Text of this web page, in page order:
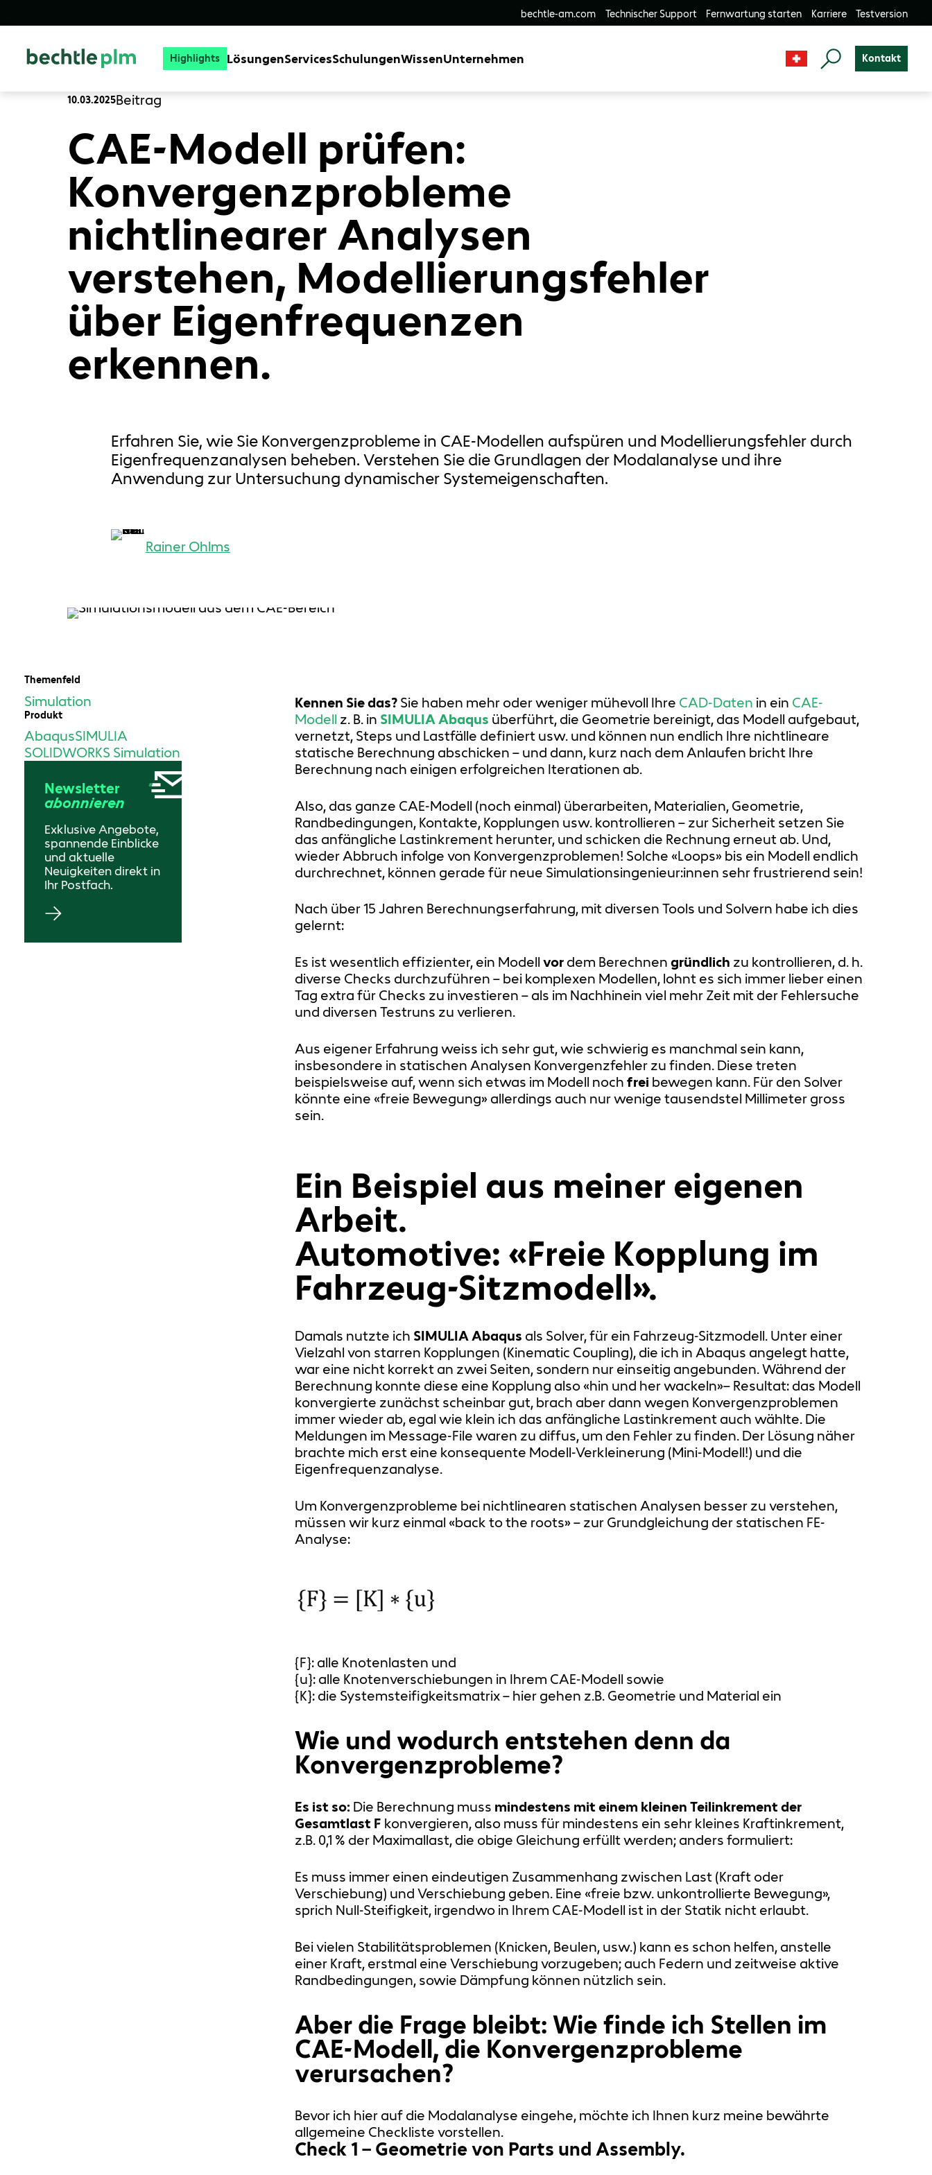
bechtle-am.com Technischer Support Fernwartung starten Karriere Testversion
Highlights LösungenServicesSchulungenWissenUnternehmen Kontakt
10.03.2025Beitrag
CAE-Modell prüfen:
Konvergenzprobleme
nichtlinearer Analysen
verstehen, Modellierungsfehler
über Eigenfrequenzen
erkennen.
Erfahren Sie, wie Sie Konvergenzprobleme in CAE-Modellen aufspüren und Modellierungsfehler durch
Eigenfrequenzanalysen beheben. Verstehen Sie die Grundlagen der Modalanalyse und ihre
Anwendung zur Untersuchung dynamischer Systemeigenschaften.
Rainer Ohlms
Themenfeld
Simulation
Produkt
AbaqusSIMULIA
SOLIDWORKS Simulation
Newsletter
abonnieren
Exklusive Angebote,
spannende Einblicke
und aktuelle
Neuigkeiten direkt in
Ihr Postfach.
Kennen Sie das?Sie haben mehr oder weniger mühevoll Ihre CAD-Daten in ein CAE-
Modell z. B. in SIMULIA Abaqus überführt, die Geometrie bereinigt, das Modell aufgebaut,
vernetzt, Steps und Lastfälle definiert usw. und können nun endlich Ihre nichtlineare
statische Berechnung abschicken – und dann, kurz nach dem Anlaufen bricht Ihre
Berechnung nach einigen erfolgreichen Iterationen ab.
Also, das ganze CAE-Modell (noch einmal) überarbeiten, Materialien, Geometrie,
Randbedingungen, Kontakte, Kopplungen usw. kontrollieren – zur Sicherheit setzen Sie
das anfängliche Lastinkrement herunter, und schicken die Rechnung erneut ab. Und,
wieder Abbruch infolge von Konvergenzproblemen! Solche «Loops» bis ein Modell endlich
durchrechnet, können gerade für neue Simulationsingenieur:innen sehr frustrierend sein!
Nach über 15 Jahren Berechnungserfahrung, mit diversen Tools und Solvern habe ich dies
gelernt:
Es ist wesentlich effizienter, ein Modell vordem Berechnen gründlich zu kontrollieren, d. h.
diverse Checks durchzuführen – bei komplexen Modellen, lohnt es sich immer lieber einen
Tag extra für Checks zu investieren – als im Nachhinein viel mehr Zeit mit der Fehlersuche
und diversen Testruns zu verlieren.
Aus eigener Erfahrung weiss ich sehr gut, wie schwierig es manchmal sein kann,
insbesondere in statischen Analysen Konvergenzfehler zu finden. Diese treten
beispielsweise auf, wenn sich etwas im Modell noch frei bewegen kann. Für den Solver
könnte eine «freie Bewegung» allerdings auch nur wenige tausendstel Millimeter gross
sein.
Ein Beispiel aus meiner eigenen
Arbeit.
Automotive: «Freie Kopplung im
Fahrzeug-Sitzmodell».
Damals nutzte ich SIMULIA Abaqus als Solver, für ein Fahrzeug-Sitzmodell. Unter einer
Vielzahl von starren Kopplungen (Kinematic Coupling), die ich in Abaqus angelegt hatte,
war eine nicht korrekt an zwei Seiten, sondern nur einseitig angebunden. Während der
Berechnung konnte diese eine Kopplung also «hin und her wackeln»– Resultat: das Modell
konvergierte zunächst scheinbar gut, brach aber dann wegen Konvergenzproblemen
immer wieder ab, egal wie klein ich das anfängliche Lastinkrement auch wählte. Die
Meldungen im Message-File waren zu diffus, um den Fehler zu finden. Der Lösung näher
brachte mich erst eine konsequente Modell-Verkleinerung (Mini-Modell!) und die
Eigenfrequenzanalyse.
Um Konvergenzprobleme bei nichtlinearen statischen Analysen besser zu verstehen,
müssen wir kurz einmal «back to the roots» – zur Grundgleichung der statischen FE-
Analyse:
{F}: alle Knotenlasten und
{u}: alle Knotenverschiebungen in Ihrem CAE-Modell sowie
{K}: die Systemsteifigkeitsmatrix – hier gehen z.B. Geometrie und Material ein
Wie und wodurch entstehen denn da
Konvergenzprobleme?
Es ist so:Die Berechnung muss mindestens mit einem kleinen Teilinkrement der
Gesamtlast F konvergieren, also muss für mindestens ein sehr kleines Kraftinkrement,
z.B. 0,1 % der Maximallast, die obige Gleichung erfüllt werden; anders formuliert:
Es muss immer einen eindeutigen Zusammenhang zwischen Last (Kraft oder
Verschiebung) und Verschiebung geben. Eine «freie bzw. unkontrollierte Bewegung»,
sprich Null-Steifigkeit, irgendwo in Ihrem CAE-Modell ist in der Statik nicht erlaubt.
Bei vielen Stabilitätsproblemen (Knicken, Beulen, usw.) kann es schon helfen, anstelle
einer Kraft, erstmal eine Verschiebung vorzugeben; auch Federn und zeitweise aktive
Randbedingungen, sowie Dämpfung können nützlich sein.
Aber die Frage bleibt: Wie finde ich Stellen im
CAE-Modell, die Konvergenzprobleme
verursachen?
Bevor ich hier auf die Modalanalyse eingehe, möchte ich Ihnen kurz meine bewährte
allgemeine Checkliste vorstellen.
Check 1 – Geometrie von Parts und Assembly.